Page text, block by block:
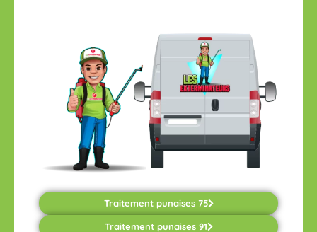
Traitement punaises 75
Traitement punaises 91